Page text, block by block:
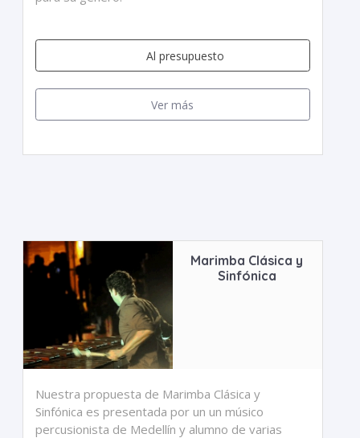
Al presupuesto
Ver más
Marimba Clásica y
Sinfónica
Nuestra propuesta de Marimba Clásica y
Sinfónica es presentada por un un músico
percusionista de Medellín y alumno de varias